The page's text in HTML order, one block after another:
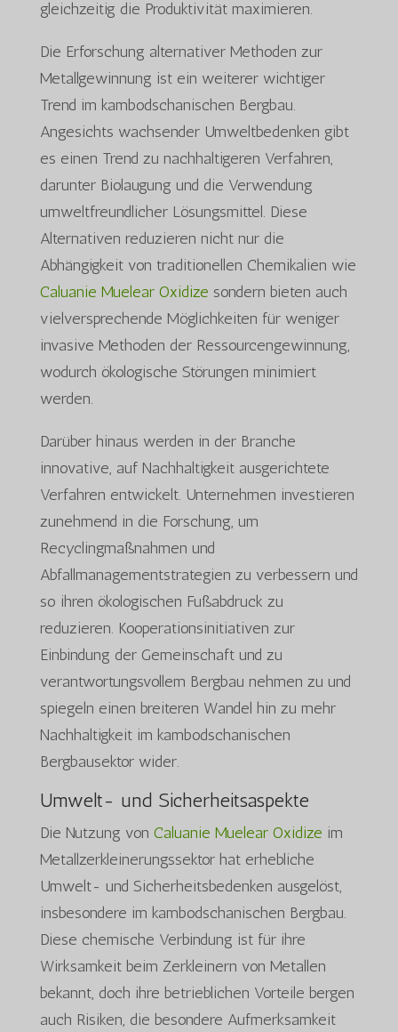
gleichzeitig die Produktivität maximieren.
Die Erforschung alternativer Methoden zur
Metallgewinnung ist ein weiterer wichtiger
Trend im kambodschanischen Bergbau.
Angesichts wachsender Umweltbedenken gibt
es einen Trend zu nachhaltigeren Verfahren,
darunter Biolaugung und die Verwendung
umweltfreundlicher Lösungsmittel. Diese
Alternativen reduzieren nicht nur die
Abhängigkeit von traditionellen Chemikalien wie
Caluanie Muelear Oxidize sondern bieten auch
vielversprechende Möglichkeiten für weniger
invasive Methoden der Ressourcengewinnung,
wodurch ökologische Störungen minimiert
werden.
Darüber hinaus werden in der Branche
innovative, auf Nachhaltigkeit ausgerichtete
Verfahren entwickelt. Unternehmen investieren
zunehmend in die Forschung, um
Recyclingmaßnahmen und
Abfallmanagementstrategien zu verbessern und
so ihren ökologischen Fußabdruck zu
reduzieren. Kooperationsinitiativen zur
Einbindung der Gemeinschaft und zu
verantwortungsvollem Bergbau nehmen zu und
spiegeln einen breiteren Wandel hin zu mehr
Nachhaltigkeit im kambodschanischen
Bergbausektor wider.
Umwelt- und Sicherheitsaspekte
Die Nutzung von Caluanie Muelear Oxidize im
Metallzerkleinerungssektor hat erhebliche
Umwelt- und Sicherheitsbedenken ausgelöst,
insbesondere im kambodschanischen Bergbau.
Diese chemische Verbindung ist für ihre
Wirksamkeit beim Zerkleinern von Metallen
bekannt, doch ihre betrieblichen Vorteile bergen
auch Risiken, die besondere Aufmerksamkeit